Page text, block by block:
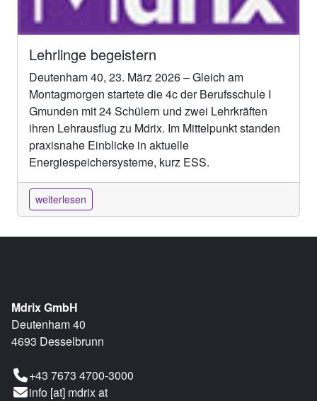
Lehrlinge begeistern
Deutenham 40, 23. März 2026 – Gleich am
Montagmorgen startete die 4c der Berufsschule I
Gmunden mit 24 Schülern und zwei Lehrkräften
ihren Lehrausflug zu Mdrix. Im Mittelpunkt standen
praxisnahe Einblicke in aktuelle
Energiespeichersysteme, kurz ESS.
weiterlesen
Mdrix GmbH
Deutenham 40
4693 Desselbrunn
+43 7673 4700-3000
info [at] mdrix at